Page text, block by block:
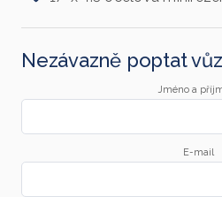
Nezávazně poptat vůz
Jméno a
E-mail